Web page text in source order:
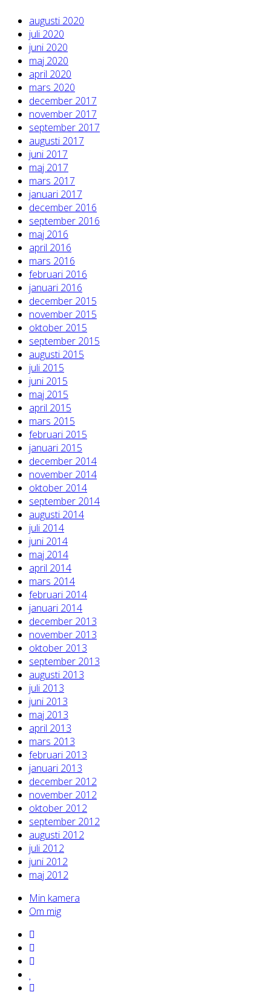
augusti 2020
juli 2020
juni 2020
maj 2020
april 2020
mars 2020
december 2017
november 2017
september 2017
augusti 2017
juni 2017
maj 2017
mars 2017
januari 2017
december 2016
september 2016
maj 2016
april 2016
mars 2016
februari 2016
januari 2016
december 2015
november 2015
oktober 2015
september 2015
augusti 2015
juli 2015
juni 2015
maj 2015
april 2015
mars 2015
februari 2015
januari 2015
december 2014
november 2014
oktober 2014
september 2014
augusti 2014
juli 2014
juni 2014
maj 2014
april 2014
mars 2014
februari 2014
januari 2014
december 2013
november 2013
oktober 2013
september 2013
augusti 2013
juli 2013
juni 2013
maj 2013
april 2013
mars 2013
februari 2013
januari 2013
december 2012
november 2012
oktober 2012
september 2012
augusti 2012
juli 2012
juni 2012
maj 2012
Min kamera
Om mig